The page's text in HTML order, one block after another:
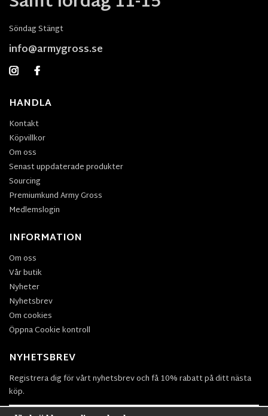
Söndag Stängt
info@armygross.se
HANDLA
Kontakt
Köpvillkor
Om oss
Senast uppdaterade produkter
Sourcing
Premiumkund Army Gross
Medlemslogin
INFORMATION
Om oss
Vår butik
Nyheter
Nyhetsbrev
Om cookies
Öppna Cookie kontroll
NYHETSBREV
Registrera dig för vårt nyhetsbrev och få 10% rabatt på ditt nästa
köp.